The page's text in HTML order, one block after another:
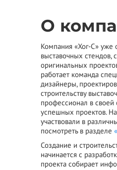
О
Компания «Хог-С» уже
выставочных стендов,
оригинальных
работает команда
дизайнеры,
строительству
профессионал в
успешных проектов.
участвовали в
посмотреть в разделе
Создание и
начинается с
проекта собирает